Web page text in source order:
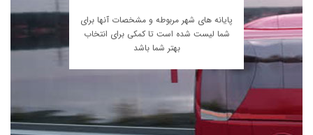
پایانه های شهر مربوطه و مشخصات آنها برای
شما لیست شده است تا کمکی برای انتخاب
بهتر شما باشد